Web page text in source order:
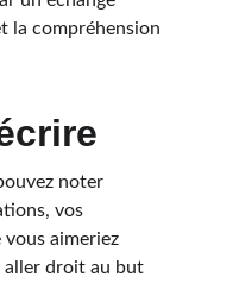
la compréhension
noter
vos
aimeriez
aller droit au but